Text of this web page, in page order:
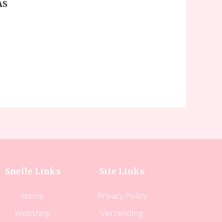
Snelle Links
Home
Webshop
Site Links
Privacy Policy
Verzending